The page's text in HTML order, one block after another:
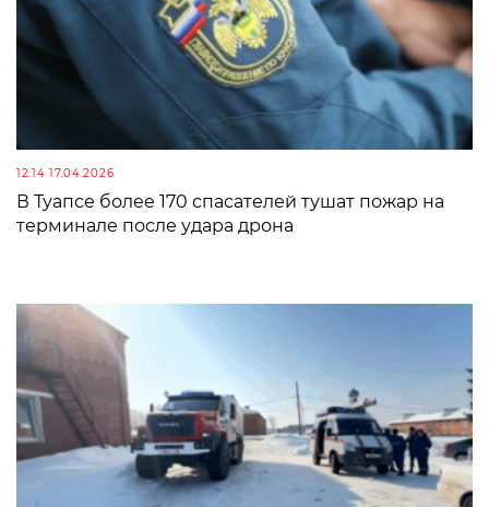
12:14 17.04.2026
В Туапсе более 170 спасателей тушат пожар на
терминале после удара дрона